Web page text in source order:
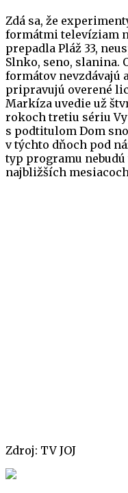
Zdá sa, že
formátmi televíziam
prepadla Pláž 33,
Slnko, seno, slanina.
formátov nevzdávajú
pripravujú overené
Markíza uvedie už
rokoch tretiu sériu
s podtitulom Dom
v týchto dňoch pod
typ programu
najbližších
Zdroj: TV JOJ